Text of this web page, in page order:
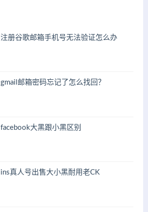
注册谷歌邮箱手机号无法验证怎么办
gmail邮箱密码忘记了怎么找回？
facebook大黑跟小黑区别
ins真人号出售大小黑耐用老CK